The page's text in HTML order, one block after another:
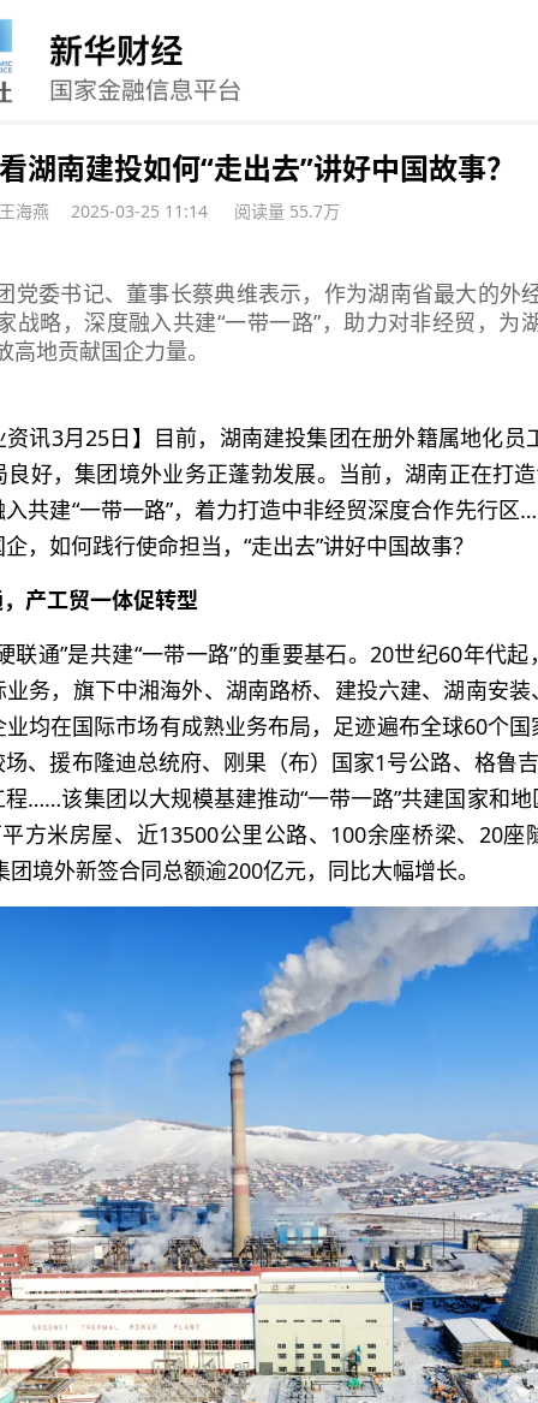
湖南建投如何“走出去”讲好中国故事？
海燕 2025-03-25 11:14 阅读量 55.7万
党委书记、董事长蔡典维表示，作为湖南省最大的外
战略，深度融入共建“一带一路”，助力对非经贸，为
高地贡献国企力量。
资讯3月25日】目前，湖南建投集团在册外籍属地化员
好，集团境外业务正蓬勃发展。当前，湖南正在打造
共建“一带一路”，着力打造中非经贸深度合作先行区
，如何践行使命担当，“走出去”讲好中国故事？
产工贸一体促转型
联通”是共建“一带一路”的重要基石。20世纪60年代
务，旗下中湘海外、湖南路桥、建投六建、湖南安
均在国际市场有成熟业务布局，足迹遍布全球60个
、援布隆迪总统府、刚果（布）国家1号公路、格鲁
……该集团以大规模基建推动“一带一路”共建国家和
方米房屋、近13500公里公路、100余座桥梁、20座
境外新签合同总额逾200亿元，同比大幅增长。